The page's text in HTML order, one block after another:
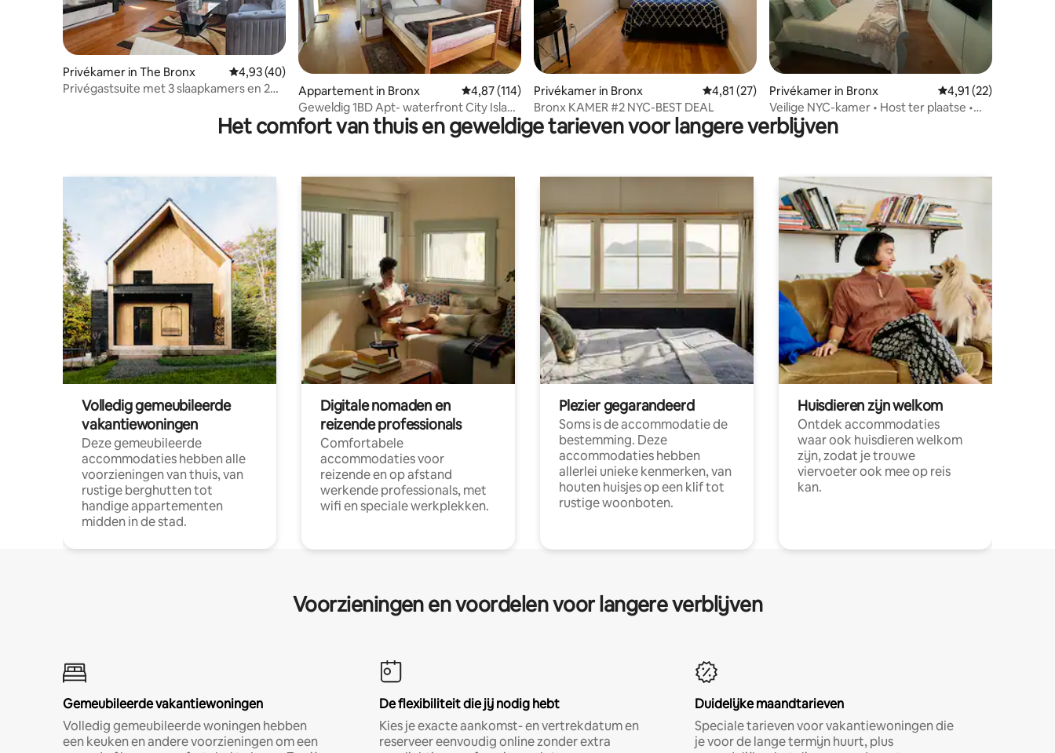
Privékamer in The Bronx Gemiddelde beoordeling van 4,93 op 5, 40 recensies
4,93 (40)
Privégastsuite met 3 slaapkamers en 2
Appartement in Bronx Gemiddelde beoordeling van 4,87 op 5, 114 recensies
4,87 (114)
Geweldig 1BD Apt- waterfront City Island
Bronx NY
Privékamer in Bronx Gemiddelde beoordeling van 4,81 op 5, 27 recensies
4,81 (27)
Bronx KAMER #2 NYC-BEST DEAL
Privékamer in Bronx Gemiddelde
4,91 (22)
Veilige NYC-kamer • Host ter plaatse •
Dichtbij metrolijn 2/5/6
Het comfort van thuis en geweldige tarieven voor langere verblijven
Volledig gemeubileerde
vakantiewoningen
Deze gemeubileerde
accommodaties hebben alle
voorzieningen van thuis, van
rustige berghutten tot
handige appartementen
midden in de stad.
Digitale nomaden en
reizende professionals
Comfortabele
accommodaties voor
reizende en op afstand
werkende professionals, met
wifi en speciale werkplekken.
Plezier gegarandeerd
Soms is de accommodatie de
bestemming. Deze
accommodaties hebben
allerlei unieke kenmerken, van
houten huisjes op een klif tot
rustige woonboten.
Huisdieren zijn welkom
Ontdek accommodaties
waar ook huisdieren welkom
zijn, zodat je trouwe
viervoeter ook mee op reis
kan.
Voorzieningen en voordelen voor langere verblijven
Gemeubileerde vakantiewoningen
Volledig gemeubileerde woningen hebben
een keuken en andere voorzieningen om een
De flexibiliteit die jij nodig hebt
Kies je exacte aankomst- en vertrekdatum en
reserveer eenvoudig online zonder extra
Duidelijke maandtarieven
Speciale tarieven voor vakantiewoningen die
je voor de lange termijn huurt, plus